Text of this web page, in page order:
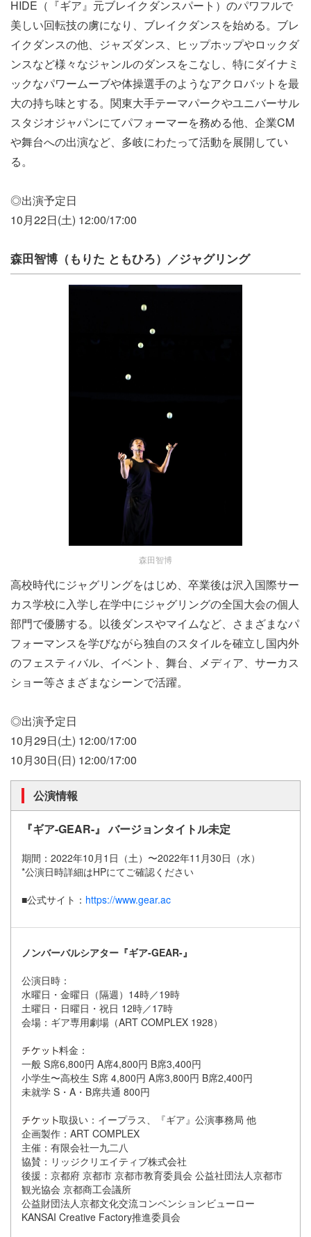
HIDE（『ギア』元ブレイクダンスパート）のパワフルで
美しい回転技の虜になり、ブレイクダンスを始める。ブレ
イクダンスの他、ジャズダンス、ヒップホップやロックダ
ンスなど様々なジャンルのダンスをこなし、特にダイナミ
ックなパワームーブや体操選⼿のようなアクロバットを最
⼤の持ち味とする。関東⼤⼿テーマパークやユニバーサル
スタジオジャパンにてパフォーマーを務める他、企業CM
や舞台への出演など、多岐にわたって活動を展開してい
る。
◎出演予定⽇
10⽉22⽇(⼟) 12:00/17:00
森⽥智博（もりた ともひろ）／ジャグリング
森田智博
⾼校時代にジャグリングをはじめ、卒業後は沢⼊国際サー
カス学校に⼊学し在学中にジャグリングの全国⼤会の個⼈
部⾨で優勝する。以後ダンスやマイムなど、さまざまなパ
フォーマンスを学びながら独⾃のスタイルを確⽴し国内外
のフェスティバル、イベント、舞台、メディア、サーカス
ショー等さまざまなシーンで活躍。
◎出演予定⽇
10⽉29⽇(⼟) 12:00/17:00
10⽉30⽇(⽇) 12:00/17:00
公演情報
『ギア-GEAR-』 バージョンタイトル未定
期間：2022年10⽉1⽇（⼟）〜2022年11⽉30⽇（⽔）
*公演⽇時詳細はHPにてご確認ください
■公式サイト： https://www.gear.ac
ノンバーバルシアター『ギア-GEAR-』
公演⽇時：
⽔曜⽇・⾦曜⽇（隔週）14時／19時
⼟曜⽇・⽇曜⽇・祝⽇ 12時／17時
会場：ギア専⽤劇場（ART COMPLEX 1928）
料⾦：
⼀般 S席6,800円 A席4,800円 B席3,400円
⼩学⽣〜⾼校⽣ S席 4,800円 A席3,800円 B席2,400円
未就学 S・A・B席共通 800円
取扱い：イープラス、『ギア』公演事務局 他
企画製作：ART COMPLEX
主催：有限会社⼀九⼆⼋
協賛：リッジクリエイティブ株式会社
後援：京都府 京都市 京都市教育委員会 公益社団法⼈京都市
観光協会 京都商⼯会議所
公益財団法⼈京都⽂化交流コンベンションビューロー
KANSAI Creative Factory推進委員会